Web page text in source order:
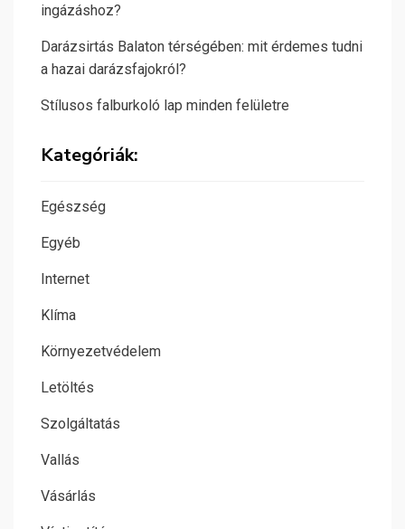
ingázáshoz?
Darázsirtás Balaton térségében: mit érdemes tudni
a hazai darázsfajokról?
Stílusos falburkoló lap minden felületre
Kategóriák:
Egészség
Egyéb
Internet
Klíma
Környezetvédelem
Letöltés
Szolgáltatás
Vallás
Vásárlás